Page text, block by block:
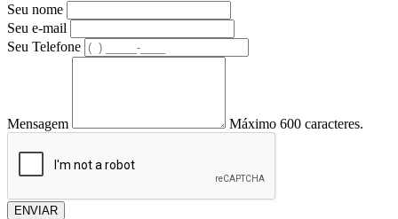
Seu nome
Seu e-mail
Seu Telefone
Mensagem Máximo 600 caracteres.
ENVIAR